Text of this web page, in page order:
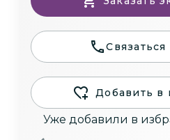
Добавить в
Уже добавили в